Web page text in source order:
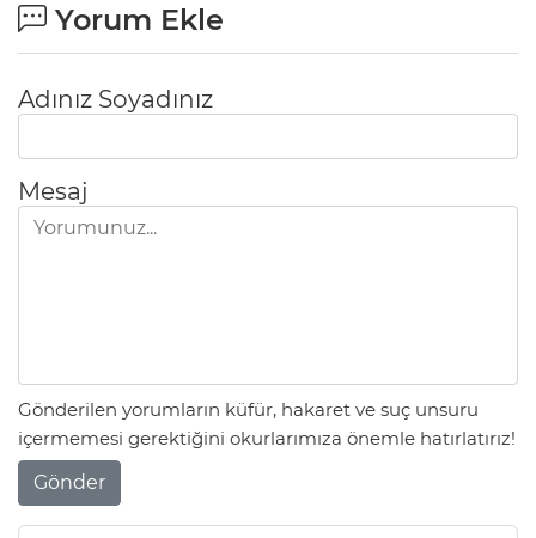
Yorum Ekle
Adınız Soyadınız
Mesaj
Gönderilen yorumların küfür, hakaret ve suç unsuru
içermemesi gerektiğini okurlarımıza önemle hatırlatırız!
Gönder